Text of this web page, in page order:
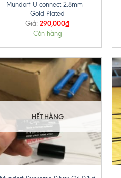
Mundorf U-connect 2.8mm –
Gold Plated
Giá: 290,000₫
Còn hàng
HẾT HÀNG